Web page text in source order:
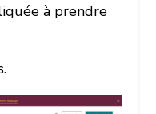
à prendre